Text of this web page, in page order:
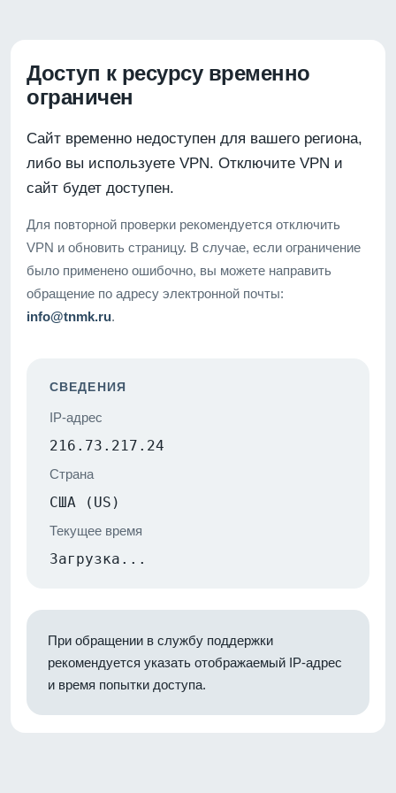
Доступ к ресурсу временно
ограничен
Сайт временно недоступен для вашего региона,
либо вы используете VPN. Отключите VPN и
сайт будет доступен.
Для повторной проверки рекомендуется отключить
VPN и обновить страницу. В случае, если ограничение
было применено ошибочно, вы можете направить
обращение по адресу электронной почты:
info@tnmk.ru.
СВЕДЕНИЯ
IP-адрес
216.73.217.24
Страна
США (US)
Текущее время
Загрузка...
При обращении в службу поддержки
рекомендуется указать отображаемый IP-адрес
и время попытки доступа.